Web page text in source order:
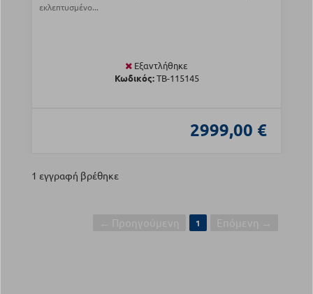
εκλεπτυσμένο...
Εξαντλήθηκε
Κωδικός:TB-115145
2999,00 €
1 εγγραφή βρέθηκε
1